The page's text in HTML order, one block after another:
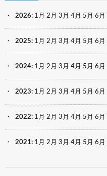
2026: 1月 2月 3月 4月 5月 6月
2025: 1月 2月 3月 4月 5月 6月
2024: 1月 2月 3月 4月 5月 6月
2023: 1月 2月 3月 4月 5月 6月
2022: 1月 2月 3月 4月 5月 6月
2021: 1月 2月 3月 4月 5月 6月